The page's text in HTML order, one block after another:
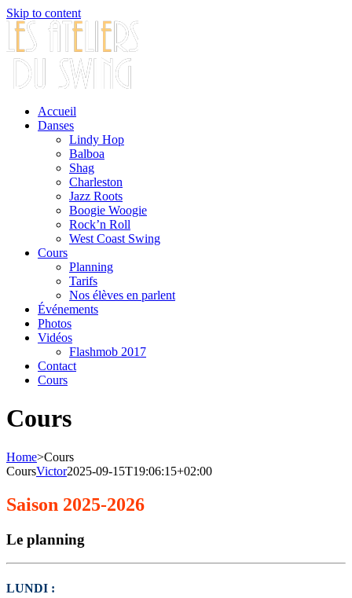
Skip to content
Accueil
Danses
Lindy Hop
Balboa
Shag
Charleston
Jazz Roots
Boogie Woogie
Rock’n Roll
West Coast Swing
Cours
Planning
Tarifs
Nos élèves en parlent
Événements
Photos
Vidéos
Flashmob 2017
Contact
Cours
Cours
Home>Cours
CoursVictor2025-09-15T19:06:15+02:00
Saison 2025-2026
Le planning
LUNDI :